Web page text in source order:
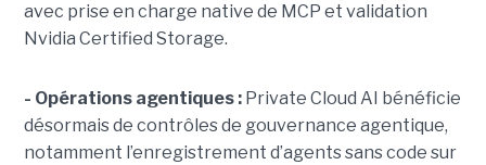
avec prise en charge native de MCP et validation
Nvidia Certified Storage.
- Opérations agentiques : Private Cloud AI bénéficie
désormais de contrôles de gouvernance agentique,
notamment l’enregistrement d’agents sans code sur